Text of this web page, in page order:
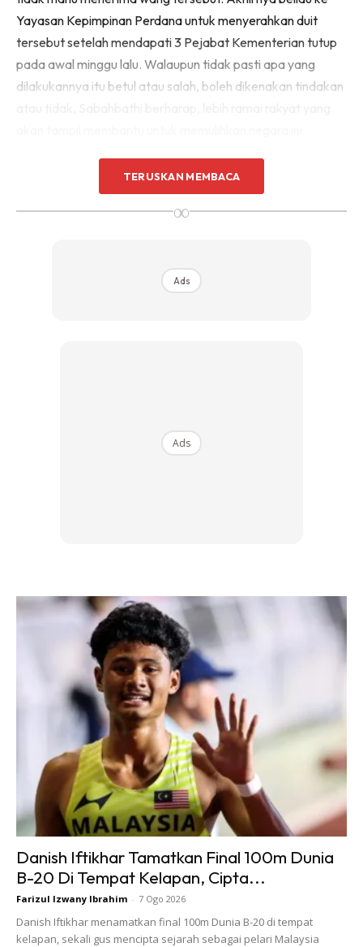
Yayasan Kepimpinan Perdana untuk menyerahkan duit
tersebut setelah mendapati 3 Pejabat Kementerian tutup
pada awal minggu lalu. Walaupun tidak pasti apa yang
dilakukannya itu betul atau salah, boleh dikenakan tindakan
“Apa yang saya buat ini salah ke? Saya kongsi pun kerana
mahu lebih ramai orang turut menyumbang, selamatkan
negara, itu sahaja. Saya ambil cuti pada hari tersebut dan
lakukan semua ini,” katanya yang bertugas sebagai
pemandu di sebuah syarikat swasta.
“Sumbangan ini hanya 5% daripada gaji saya. Saya tak
hilang apa-apa, yang penting negara kita pulih,” tambahnya
menyudahi perbualan.
Dalam pada masa yang sama, aktivis Nik Shazarina Bakti,
netizen untuk membatu memulihkan Negara. Beliau
menggunakan peristiwa sebelum Negara capai
mengumpul dana bagi membolehkan Tunku Abdul Rahman
TERUSKAN MEMBACA
∞
Ads
Ads
Danish Iftikhar Tamatkan Final 100m Dunia
B-20 Di Tempat Kelapan, Cipta...
Farizul Izwany Ibrahim - 7 Ogo 2026
Danish Iftikhar menamatkan final 100m Dunia B-20 di tempat
kelapan, sekali gus mencipta sejarah sebagai pelari Malaysia